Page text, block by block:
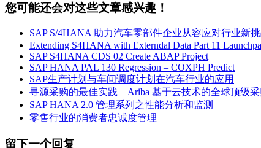
您可能还会对这些文章感兴趣！
SAP S/4HANA 助力汽车零部件企业从容应对行业新
Extending S4HANA with Externdal Data Part 11
SAP S4HANA CDS 02 Create ABAP Project
SAP HANA PAL 130 Regression – COXPH Predict
SAP生产计划与车间调度计划在汽车行业的应用
寻源采购的最佳实践 – Ariba 基于云技术的全球顶级
SAP HANA 2.0 管理系列之性能分析和监测
零售行业的消费者忠诚度管理
留下一个回复